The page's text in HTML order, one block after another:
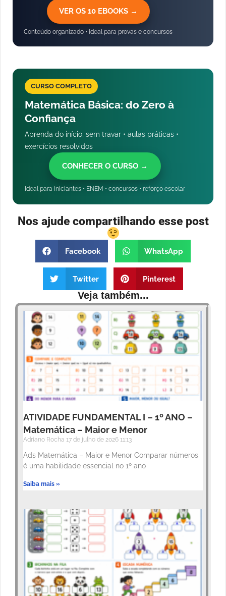
VER OS 10 EBOOKS →
Conteúdo organizado • ideal para provas e concursos
CURSO COMPLETO
Matemática Básica: do Zero à
Confiança
Aprenda do início, sem travar • aulas práticas •
exercícios resolvidos
CONHECER O CURSO →
Ideal para iniciantes • ENEM • concursos • reforço escolar
Nos ajude compartilhando esse post
Facebook WhatsApp
Twitter Pinterest
Veja também...
ATIVIDADE FUNDAMENTAL I – 1º ANO –
Matemática – Maior e Menor
Adriano Rocha 17 de julho de 2026 11:13
Ads Matemática – Maior e Menor Comparar números
é uma habilidade essencial no 1º ano
Saiba mais »